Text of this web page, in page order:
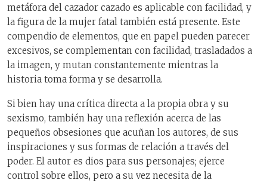
metáfora del cazador cazado es aplicable con facilidad, y
la figura de la mujer fatal también está presente. Este
compendio de elementos, que en papel pueden parecer
excesivos, se complementan con facilidad, trasladados a
la imagen, y mutan constantemente mientras la
historia toma forma y se desarrolla.
Si bien hay una crítica directa a la propia obra y su
sexismo, también hay una reflexión acerca de las
pequeños obsesiones que acuñan los autores, de sus
inspiraciones y sus formas de relación a través del
poder. El autor es dios para sus personajes; ejerce
control sobre ellos, pero a su vez necesita de la